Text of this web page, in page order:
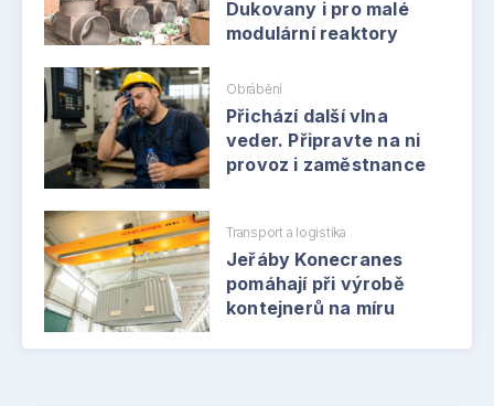
Dukovany i pro malé
modulární reaktory
Obrábění
Přichází další vlna
veder. Připravte na ni
provoz i zaměstnance
Transport a logistika
Jeřáby Konecranes
pomáhají při výrobě
kontejnerů na míru